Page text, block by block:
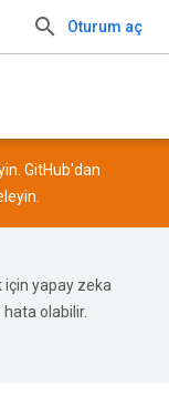
Oturum aç
GitHub'dan
yapay zeka
olabilir.